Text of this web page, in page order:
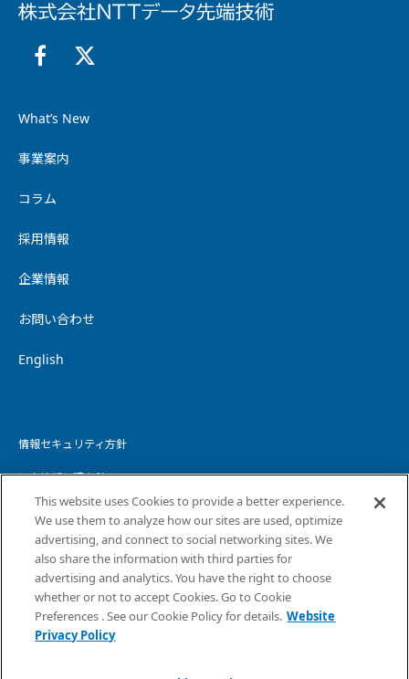
What’s New
事業案内
コラム
採用情報
企業情報
お問い合わせ
English
情報セキュリティ方針
個人情報保護方針
ウェブサイトプライバシーポリシー
コピーライト・免責事項
サイトマップ
This website uses Cookies to provide a better experience.
We use them to analyze how our sites are used, optimize
advertising, and connect to social networking sites. We
also share the information with third parties for
advertising and analytics. You have the right to choose
whether or not to accept Cookies. Go to Cookie
Preferences . See our Cookie Policy for details. Website
Privacy Policy